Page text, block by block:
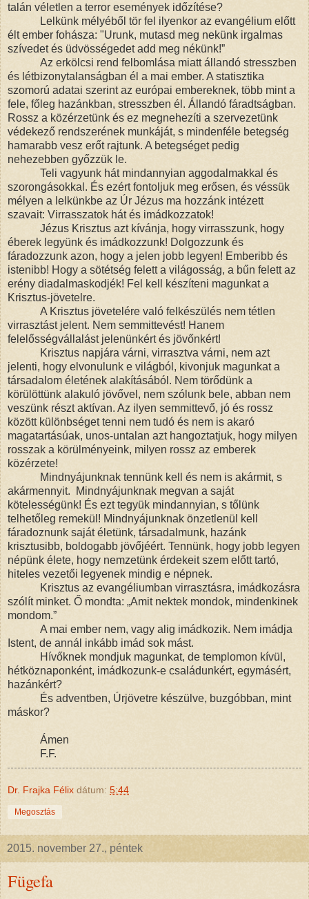
talán véletlen a terror események időzítése?
Lelkünk mélyéből tör fel ilyenkor az evangélium előtt
élt ember fohásza: "Urunk, mutasd meg nekünk irgalmas
szívedet és üdvösségedet add meg nékünk!”
Az erkölcsi rend felbomlása miatt állandó stresszben
és létbizonytalanságban él a mai ember. A statisztika
szomorú adatai szerint az európai embereknek, több mint a
fele, főleg hazánkban, stresszben él. Állandó fáradtságban.
Rossz a közérzetünk és ez megnehezíti a szervezetünk
védekező rendszerének munkáját, s mindenféle betegség
hamarabb vesz erőt rajtunk. A betegséget pedig
nehezebben győzzük le.
Teli vagyunk hát mindannyian aggodalmakkal és
szorongásokkal. És ezért fontoljuk meg erősen, és véssük
mélyen a lelkünkbe az Úr Jézus ma hozzánk intézett
szavait: Virrasszatok hát és imádkozzatok!
Jézus Krisztus azt kívánja, hogy virrasszunk, hogy
éberek legyünk és imádkozzunk! Dolgozzunk és
fáradozzunk azon, hogy a jelen jobb legyen! Emberibb és
istenibb! Hogy a sötétség felett a világosság, a bűn felett az
erény diadalmaskodjék! Fel kell készíteni magunkat a
Krisztus-jövetelre.
A Krisztus jövetelére való felkészülés nem tétlen
virrasztást jelent. Nem semmittevést! Hanem
felelősségvállalást jelenünkért és jövőnkért!
Krisztus napjára várni, virrasztva várni, nem azt
jelenti, hogy elvonulunk e világból, kivonjuk magunkat a
társadalom életének alakításából. Nem törődünk a
körülöttünk alakuló jövővel, nem szólunk bele, abban nem
veszünk részt aktívan. Az ilyen semmittevő, jó és rossz
között különbséget tenni nem tudó és nem is akaró
magatartásúak, unos-untalan azt hangoztatjuk, hogy milyen
rosszak a körülményeink, milyen rossz az emberek
közérzete!
Mindnyájunknak tennünk kell és nem is akármit, s
akármennyit. Mindnyájunknak megvan a saját
kötelességünk! És ezt tegyük mindannyian, s tőlünk
telhetőleg remekül! Mindnyájunknak önzetlenül kell
fáradoznunk saját életünk, társadalmunk, hazánk
krisztusibb, boldogabb jövőjéért. Tennünk, hogy jobb legyen
népünk élete, hogy nemzetünk érdekeit szem előtt tartó,
hiteles vezetői legyenek mindig e népnek.
Krisztus az evangéliumban virrasztásra, imádkozásra
szólít minket. Ő mondta: „Amit nektek mondok, mindenkinek
mondom.”
A mai ember nem, vagy alig imádkozik. Nem imádja
Istent, de annál inkább imád sok mást.
Hívőknek mondjuk magunkat, de templomon kívül,
hétköznaponként, imádkozunk-e családunkért, egymásért,
hazánkért?
És adventben, Úrjövetre készülve, buzgóbban, mint
máskor?
Ámen
F.F.
Dr. Frajka Félix dátum: 5:44
Megosztás
2015. november 27., péntek
Fügefa